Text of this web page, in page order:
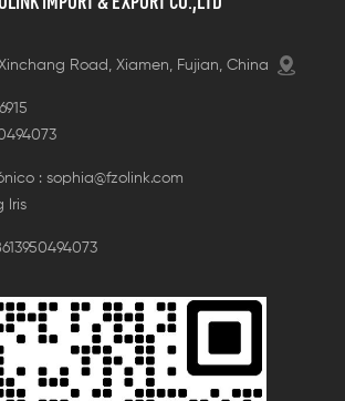
Xinchang Road, Xiamen, Fujian, China
: sophia@fzolink.com
lris